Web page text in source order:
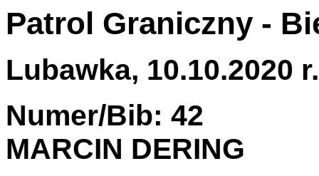
Patrol Graniczny -
Lubawka, 10.10.2020 r.
Numer/Bib: 42
MARCIN DERING